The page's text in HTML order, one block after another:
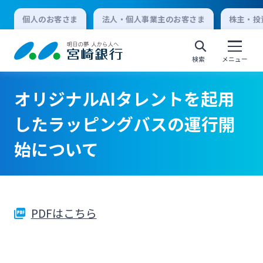
個人のお客さま 法人・個人事業主のお客さま 株主・
検索 メニュー
個人向けインターネットバンキング
オリジナルAIタレントを起用
したラッピングバスの運行開
始について
PDFはこちら